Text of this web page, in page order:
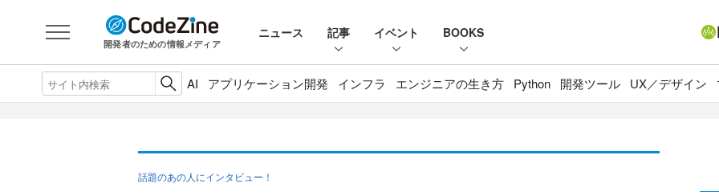
開発者のための情報メディア
ニュース 記事 イベント BOOKS
AI アプリケーション開発 インフラ エンジニアの生き方 Python 開発ツール UX／デザイン
話題のあの人にインタビュー！